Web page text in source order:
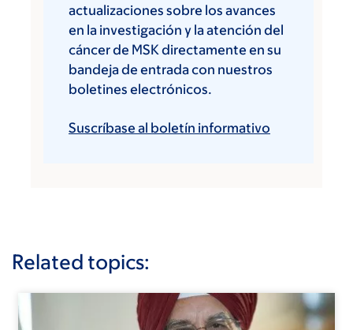
actualizaciones sobre los avances
en la investigación y la atención del
cáncer de MSK directamente en su
bandeja de entrada con nuestros
boletines electrónicos.
Suscríbase al boletín informativo
Related topics: